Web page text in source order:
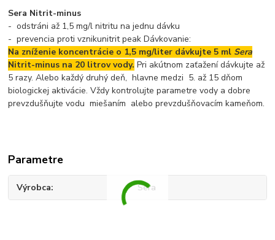
Sera Nitrit-minus
- odstráni až 1,5 mg/l nitritu na jednu dávku
- prevencia proti vznikunitrit peak Dávkovanie:
Na zníženie koncentrácie o 1,5 mg/liter dávkujte 5 ml Sera
Nitrit-minus na 20 litrov vody. Pri akútnom zaťažení dávkujte až
5 razy. Alebo každý druhý deň, hlavne medzi 5. až 15 dňom
biologickej aktivácie. Vždy kontrolujte parametre vody a dobre
prevzdušňujte vodu miešaním alebo prevzdušňovacím kameňom.
Parametre
Výrobca Sera